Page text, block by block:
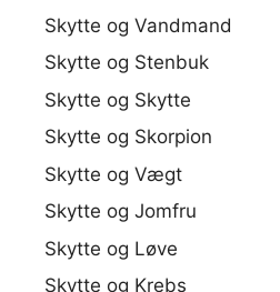
Skytte og Vandmand
Skytte og Stenbuk
Skytte og Skytte
Skytte og Skorpion
Skytte og Vægt
Skytte og Jomfru
Skytte og Løve
Skytte og Krebs